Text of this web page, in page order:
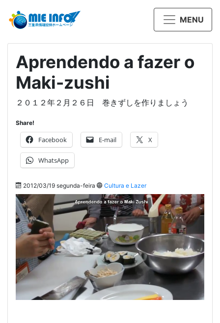
MENU
Aprendendo a fazer o
Maki-zushi
２０１２年２月２６日 巻きずしを作りましょう
Share!
Facebook E-mail X
WhatsApp
2012/03/19 segunda-feira Cultura e Lazer